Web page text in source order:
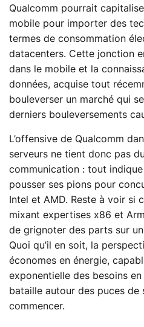
Qualcomm pourrait
mobile pour importer des
termes de consommation
datacenters. Cette jonction
dans le mobile et la
données, acquise tout
bouleverser un marché qui
derniers bouleversements
L’offensive de Qualcomm
serveurs ne tient donc pas
communication : tout
pousser ses pions pour
Intel et AMD. Reste à voir si
mixant expertises x86 et
de grignoter des parts sur
Quoi qu’il en soit, la
économes en énergie,
exponentielle des besoins
bataille autour des puces de
commencer.